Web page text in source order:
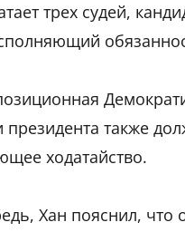
трех судей,
президента также
ходатайство.
Хан пояснил, что